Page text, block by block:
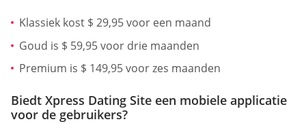
Klassiek kost $ 29,95 voor een maand
Goud is $ 59,95 voor drie maanden
Premium is $ 149,95 voor zes maanden
Biedt Xpress Dating Site een mobiele applicatie
voor de gebruikers?